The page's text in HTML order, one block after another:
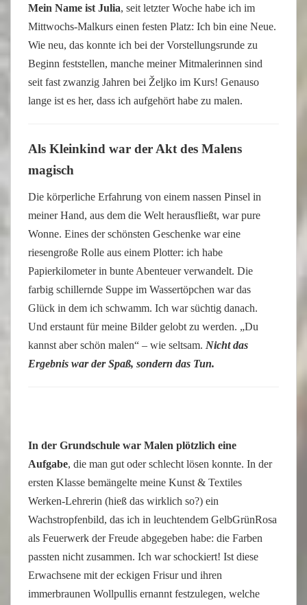
Mein Name ist Julia, seit letzter Woche habe ich im
Mittwochs-Malkurs einen festen Platz: Ich bin eine Neue.
Wie neu, das konnte ich bei der Vorstellungsrunde zu
Beginn feststellen, manche meiner Mitmalerinnen sind
seit fast zwanzig Jahren bei Željko im Kurs! Genauso
lange ist es her, dass ich aufgehört habe zu malen.
Als Kleinkind war der Akt des Malens
magisch
Die körperliche Erfahrung von einem nassen Pinsel in
meiner Hand, aus dem die Welt herausfließt, war pure
Wonne. Eines der schönsten Geschenke war eine
riesengroße Rolle aus einem Plotter: ich habe
Papierkilometer in bunte Abenteuer verwandelt. Die
farbig schillernde Suppe im Wassertöpchen war das
Glück in dem ich schwamm. Ich war süchtig danach.
Und erstaunt für meine Bilder gelobt zu werden. „Du
kannst aber schön malen“ – wie seltsam. Nicht das
Ergebnis war der Spaß, sondern das Tun.
In der Grundschule war Malen plötzlich eine
Aufgabe, die man gut oder schlecht lösen konnte. In der
ersten Klasse bemängelte meine Kunst & Textiles
Werken-Lehrerin (hieß das wirklich so?) ein
Wachstropfenbild, das ich in leuchtendem GelbGrünRosa
als Feuerwerk der Freude abgegeben habe: die Farben
passten nicht zusammen. Ich war schockiert! Ist diese
Erwachsene mit der eckigen Frisur und ihren
immerbraunen Wollpullis ernannt festzulegen, welche